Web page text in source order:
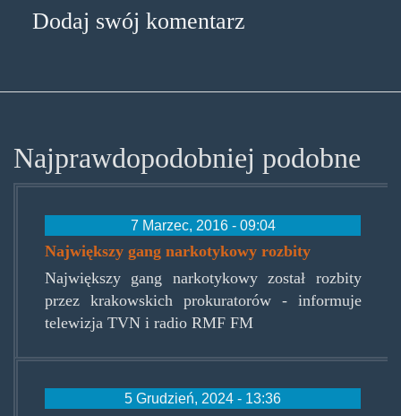
Dodaj swój komentarz
Najprawdopodobniej podobne
7 Marzec, 2016 - 09:04
Największy gang narkotykowy rozbity
Największy gang narkotykowy został rozbity
przez krakowskich prokuratorów - informuje
telewizja TVN i radio RMF FM
5 Grudzień, 2024 - 13:36